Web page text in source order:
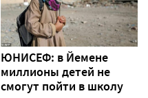
ЮНИСЕФ: в Йемене
миллионы детей не
смогут пойти в школу